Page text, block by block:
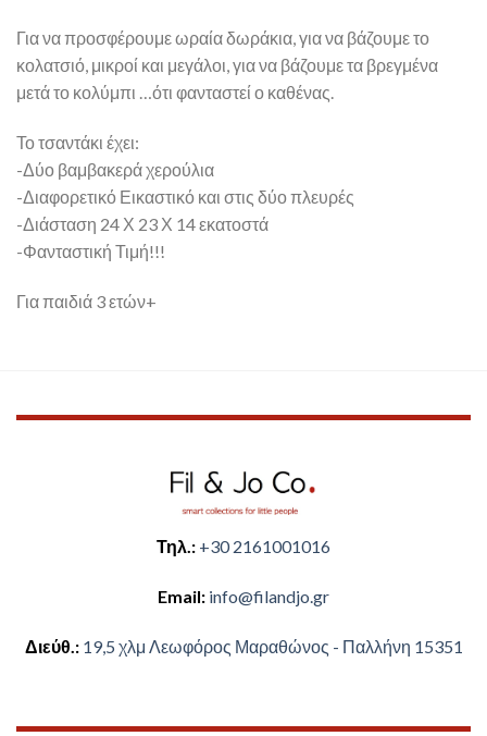
Για να προσφέρουμε ωραία δωράκια, για να βάζουμε το
κολατσιό, μικροί και μεγάλοι, για να βάζουμε τα βρεγμένα
μετά το κολύμπι …ότι φανταστεί ο καθένας.
Το τσαντάκι έχει:
-Δύο βαμβακερά χερούλια
-Διαφορετικό Εικαστικό και στις δύο πλευρές
-Διάσταση 24 Χ 23 Χ 14 εκατοστά
-Φανταστική Τιμή!!!
Για παιδιά 3 ετών+
Τηλ.: +30 2161001016
Email: ​info@filandjo.gr
Διεύθ.: ​​19,5 χλμ Λεωφόρος Μαραθώνος - ​​Παλλήνη 15351